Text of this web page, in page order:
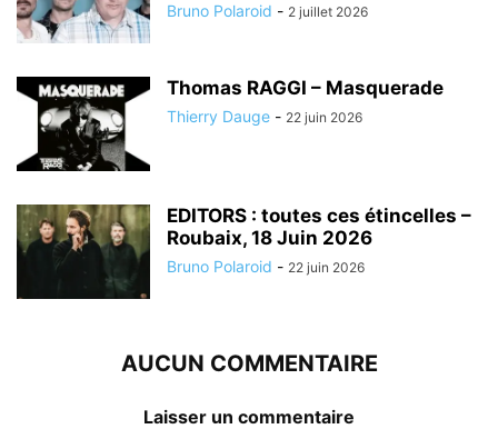
Bruno Polaroid - 2 juillet 2026
Thomas RAGGI – Masquerade
Thierry Dauge - 22 juin 2026
EDITORS : toutes ces étincelles –
Roubaix, 18 Juin 2026
Bruno Polaroid - 22 juin 2026
AUCUN COMMENTAIRE
Laisser un commentaire